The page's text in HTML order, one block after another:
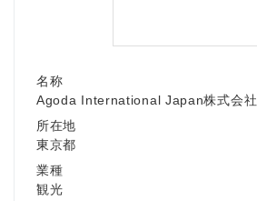
名称
Agoda International Japan株式会社
所在地
東京都
業種
観光